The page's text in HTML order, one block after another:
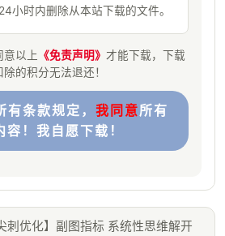
小时内删除从本站下载的文件。
意以上 《免责声明》 才能下载，下载
除的积分无法退还！
条款规定， 我同意所有
容！我自愿下载！
刺优化】副图指标 系统性思维解开